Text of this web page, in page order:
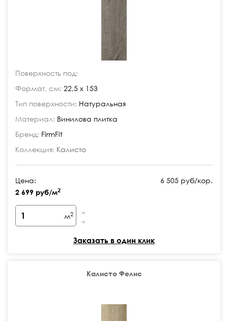
Поверхность под:
Формат, см: 22,5 x 153
Тип поверхности: Натуральная
Материал: Винилова плитка
Бренд: FirmFit
Коллекция: Калисто
Цена:
2 699 руб/м2
6 505 руб/кор.
м2
Заказать в один клик
Калисто Фелис